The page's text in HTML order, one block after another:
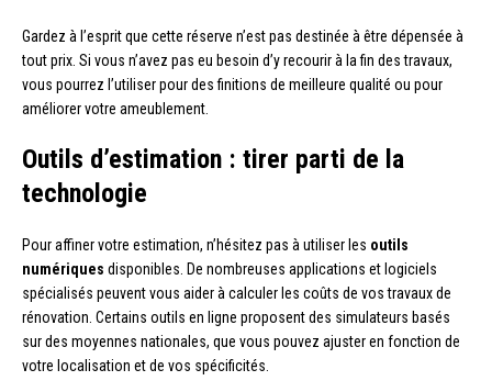
Gardez à l’esprit que cette réserve n’est pas destinée à être dépensée à
tout prix. Si vous n’avez pas eu besoin d’y recourir à la fin des travaux,
vous pourrez l’utiliser pour des finitions de meilleure qualité ou pour
améliorer votre ameublement.
Outils d’estimation : tirer parti de la
technologie
Pour affiner votre estimation, n’hésitez pas à utiliser les outils
numériques disponibles. De nombreuses applications et logiciels
spécialisés peuvent vous aider à calculer les coûts de vos travaux de
rénovation. Certains outils en ligne proposent des simulateurs basés
sur des moyennes nationales, que vous pouvez ajuster en fonction de
votre localisation et de vos spécificités.